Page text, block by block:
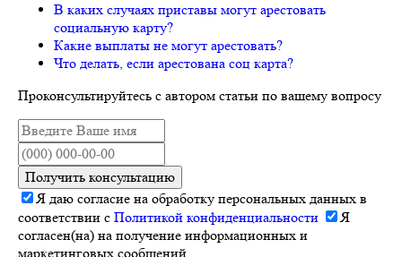
В каких случаях приставы могут арестовать
социальную карту?
Какие выплаты не могут арестовать?
Что делать, если арестована соц карта?
Проконсультируйтесь с автором статьи по вашему вопросу
Получить консультацию
Я даю согласие на обработку персональных данных в
соответствии с Политикой конфиденциальности
Я
согласен(на) на получение информационных и
маркетинговых сообщений